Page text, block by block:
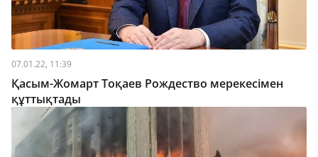
07.01.22, 11:39
Қасым-Жомарт Тоқаев Рождество мерекесімен
құттықтады